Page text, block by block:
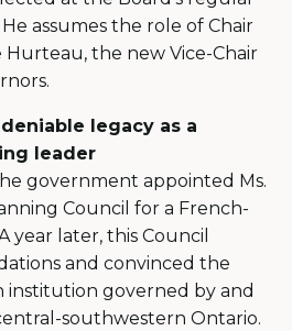
assumes the role of Chair
Hurteau, the new Vice-Chair
legacy as a
leader
government appointed Ms.
Council for a French-
year later, this Council
and convinced the
institution governed by and
southwestern Ontario.